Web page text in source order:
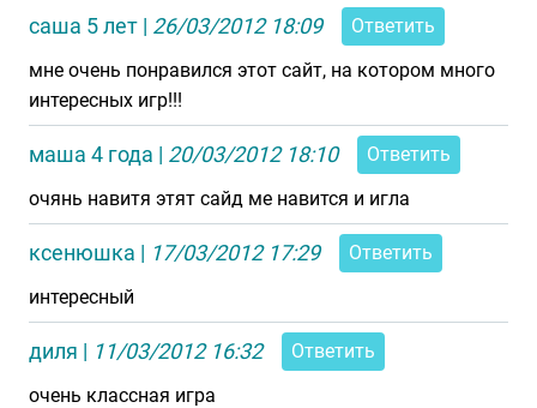
саша 5 лет | 26/03/2012 18:09
Ответить
мне очень понравился этот сайт, на котором много
интересных игр!!!
маша 4 года | 20/03/2012 18:10
Ответить
очянь навитя этят сайд ме навится и игла
ксенюшка | 17/03/2012 17:29
Ответить
интересный
диля | 11/03/2012 16:32
Ответить
очень классная игра